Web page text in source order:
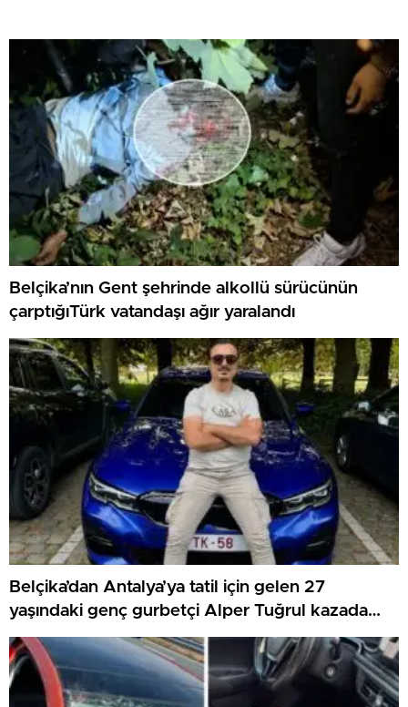
Belçika’nın Gent şehrinde alkollü sürücünün
çarptığıTürk vatandaşı ağır yaralandı
Belçika’dan Antalya’ya tatil için gelen 27
yaşındaki genç gurbetçi Alper Tuğrul kazada
hayatını kaybetti